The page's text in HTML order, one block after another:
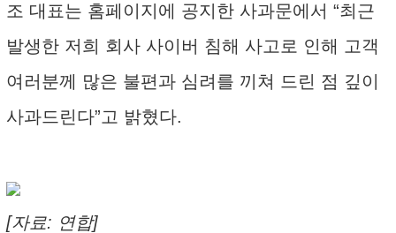
조 대표는 홈페이지에 공지한 사과문에서 “최근
발생한 저희 회사 사이버 침해 사고로 인해 고객
여러분께 많은 불편과 심려를 끼쳐 드린 점 깊이
사과드린다”고 밝혔다.
[자료: 연합]